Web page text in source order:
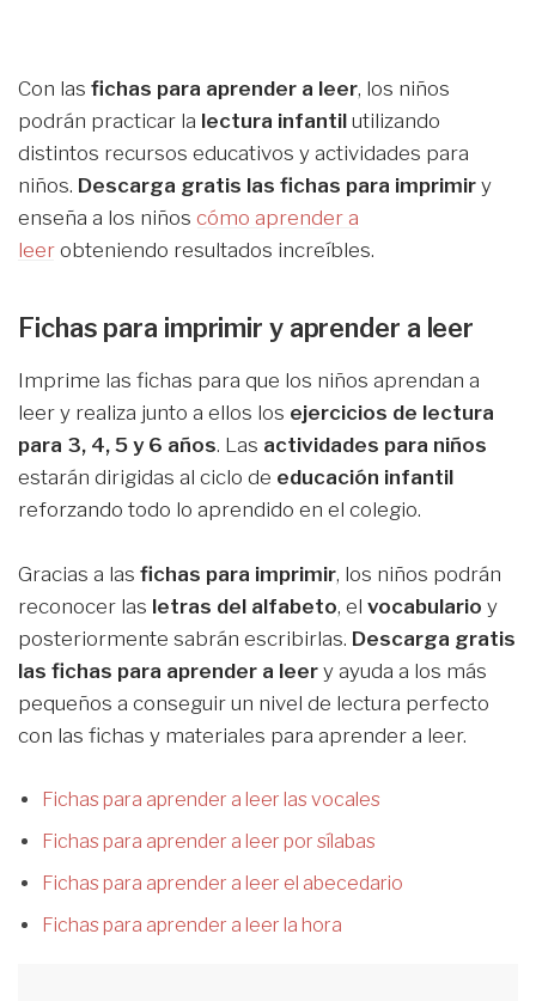
Con las fichas para aprender a leer, los niños
podrán practicar la lectura infantil utilizando
distintos recursos educativos y actividades para
niños. Descarga gratis las fichas para imprimir y
enseña a los niños cómo aprender a
leer obteniendo resultados increíbles.
Fichas para imprimir y aprender a leer
Imprime las fichas para que los niños aprendan a
leer y realiza junto a ellos los ejercicios de lectura
para 3, 4, 5 y 6 años. Las actividades para niños
estarán dirigidas al ciclo de educación infantil
reforzando todo lo aprendido en el colegio.
Gracias a las fichas para imprimir, los niños podrán
reconocer las letras del alfabeto, el vocabulario y
posteriormente sabrán escribirlas. Descarga gratis
las fichas para aprender a leer y ayuda a los más
pequeños a conseguir un nivel de lectura perfecto
con las fichas y materiales para aprender a leer.
Fichas para aprender a leer las vocales
Fichas para aprender a leer por sílabas
Fichas para aprender a leer el abecedario
Fichas para aprender a leer la hora